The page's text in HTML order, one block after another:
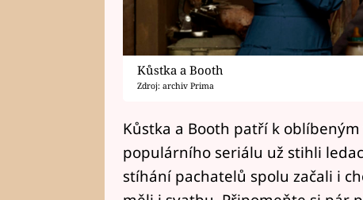
Kůstka a Booth
Zdroj: archiv Prima
Kůstka a Booth patří k
populárního seriálu už stihli
stíhání pachatelů spolu začali i